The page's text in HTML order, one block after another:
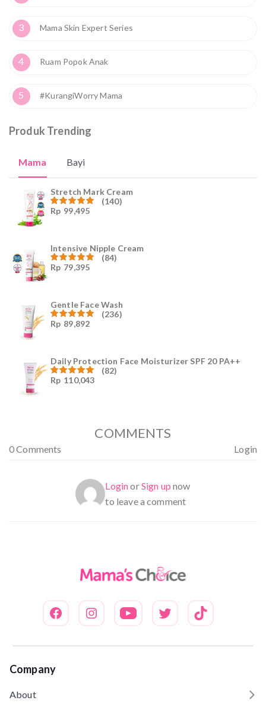
3 Mama Skin Expert Series
4 Ruam Popok Anak
5 #KurangiWorry Mama
Produk Trending
Mama Bayi
Stretch Mark Cream
Dinilai
(140)
Rp 99,495
Intensive Nipple Cream
Dinilai
(84)
Rp 79,395
Gentle Face Wash
Dinilai
(236)
Rp 89,892
Daily Protection Face Moisturizer SPF 20 PA++
Dinilai
(82)
Rp 110,043
COMMENTS
0 Comments Login
LoginorSign up now
to leave a comment
Company
About